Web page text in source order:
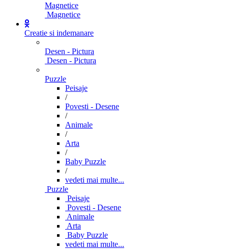
Magnetice
Magnetice
Creatie si indemanare
Desen - Pictura
Desen - Pictura
Puzzle
Peisaje
/
Povesti - Desene
/
Animale
/
Arta
/
Baby Puzzle
/
vedeti mai multe...
Puzzle
Peisaje
Povesti - Desene
Animale
Arta
Baby Puzzle
vedeti mai multe...